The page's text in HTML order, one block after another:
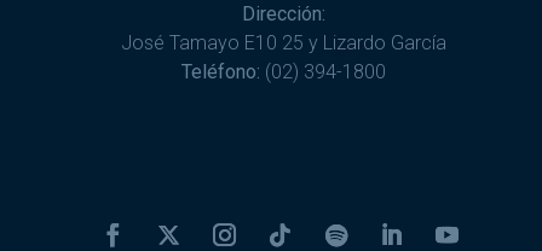
Dirección:
José Tamayo E10 25 y Lizardo García
Teléfono: (02) 394-1800